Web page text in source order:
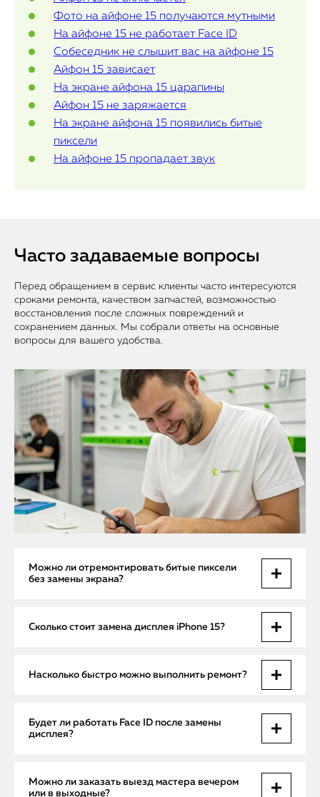
О нас
Контакты
Статьи
Фото на айфоне 15 получаются мутными
На айфоне 15 не работает Face ID
Собеседник не слышит вас на айфоне 15
Айфон 15 зависает
На экране айфона 15 царапины
Айфон 15 не заряжается
На экране айфона 15 появились битые
пиксели
На айфоне 15 пропадает звук
Часто задаваемые вопросы
Перед обращением в сервис клиенты часто интересуются
сроками ремонта, качеством запчастей, возможностью
восстановления после сложных повреждений и
сохранением данных. Мы собрали ответы на основные
вопросы для вашего удобства.
Можно ли отремонтировать битые пиксели
без замены экрана?
матрицы, которое не поддаётся программной коррекции.
Сколько стоит замена дисплея iPhone 15?
используемых запчастей. Мы устанавливаем только
Насколько быстро можно выполнить ремонт?
Выезд мастера — в день обращения. Замена экрана в
сервисе занимает 1,5–2 часа. В сложных случаях — до 24
Будет ли работать Face ID после замены
дисплея?
Да, при установке оригинального дисплея и корректной
перекалибровке — Face ID и True Tone сохраняются
Можно ли заказать выезд мастера вечером
или в выходные?